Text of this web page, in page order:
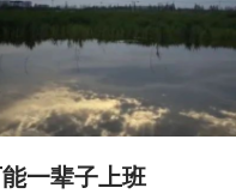
一辈子上班